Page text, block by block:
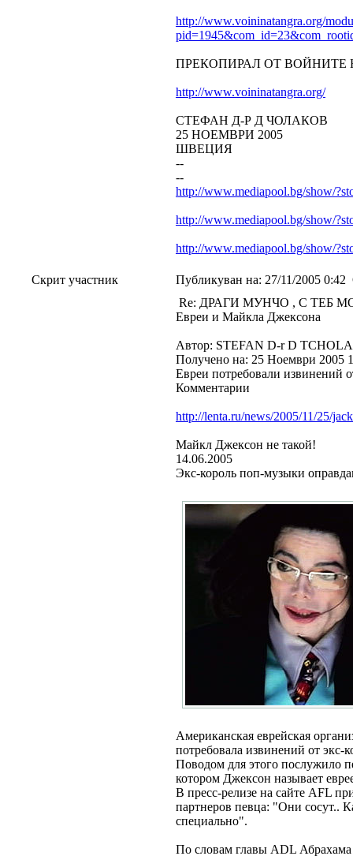
http://www.voininatangra.org/
ПРЕКОПИРАЛ ОТ ВОЙНИТЕ
http://www.voininatangra.org/
СТЕФАН Д-Р Д ЧОЛАКОВ
25 НОЕМВРИ 2005
ШВЕЦИЯ
--
--
http://www.mediapool.bg/show/
http://www.mediapool.bg/show/
http://www.mediapool.bg/show/
Скрит участник Публикуван на: 27/11/2005 0:42
Re: ДРАГИ МУНЧО , С ТЕБ
Евреи и Майкла Джексона
Автор: STEFAN D-r D
Получено на: 25 Ноември 2005
Евреи потребовали извинений
Комментарии
http://lenta.ru/news/2005/11/25/
Майкл Джексон не такой!
14.06.2005
Экс-король поп-музыки
Американская еврейская
потребовала извинений от
Поводом для этого послужило
котором Джексон называет
В пресс-релизе на сайте AFL
партнеров певца: "Они сосут..
специально".
По словам главы ADL Абрахама